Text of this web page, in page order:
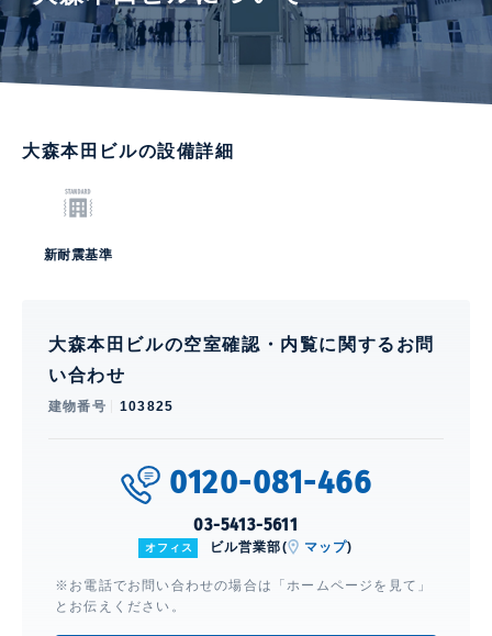
大森本田ビルの設備詳細
新耐震基準
大森本田ビルの空室確認・内覧に関するお問
い合わせ
建物番号 103825
0120-081-466
03-5413-5611
オフィス ビル営業部( マップ)
※お電話でお問い合わせの場合は「ホームページを見て」
とお伝えください。